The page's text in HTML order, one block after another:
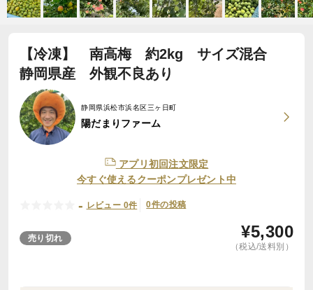
【冷凍】 南高梅 約2kg サイズ混合
静岡県産 外観不良あり
静岡県浜松市浜名区三ヶ日町
陽だまりファーム
アプリ初回注文限定
今すぐ使えるクーポンプレゼント中
- レビュー 0件 0件の投稿
売り切れ ¥5,300
（税込/送料別）